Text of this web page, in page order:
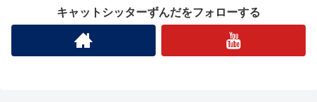
キャットシッターずんだをフォローする